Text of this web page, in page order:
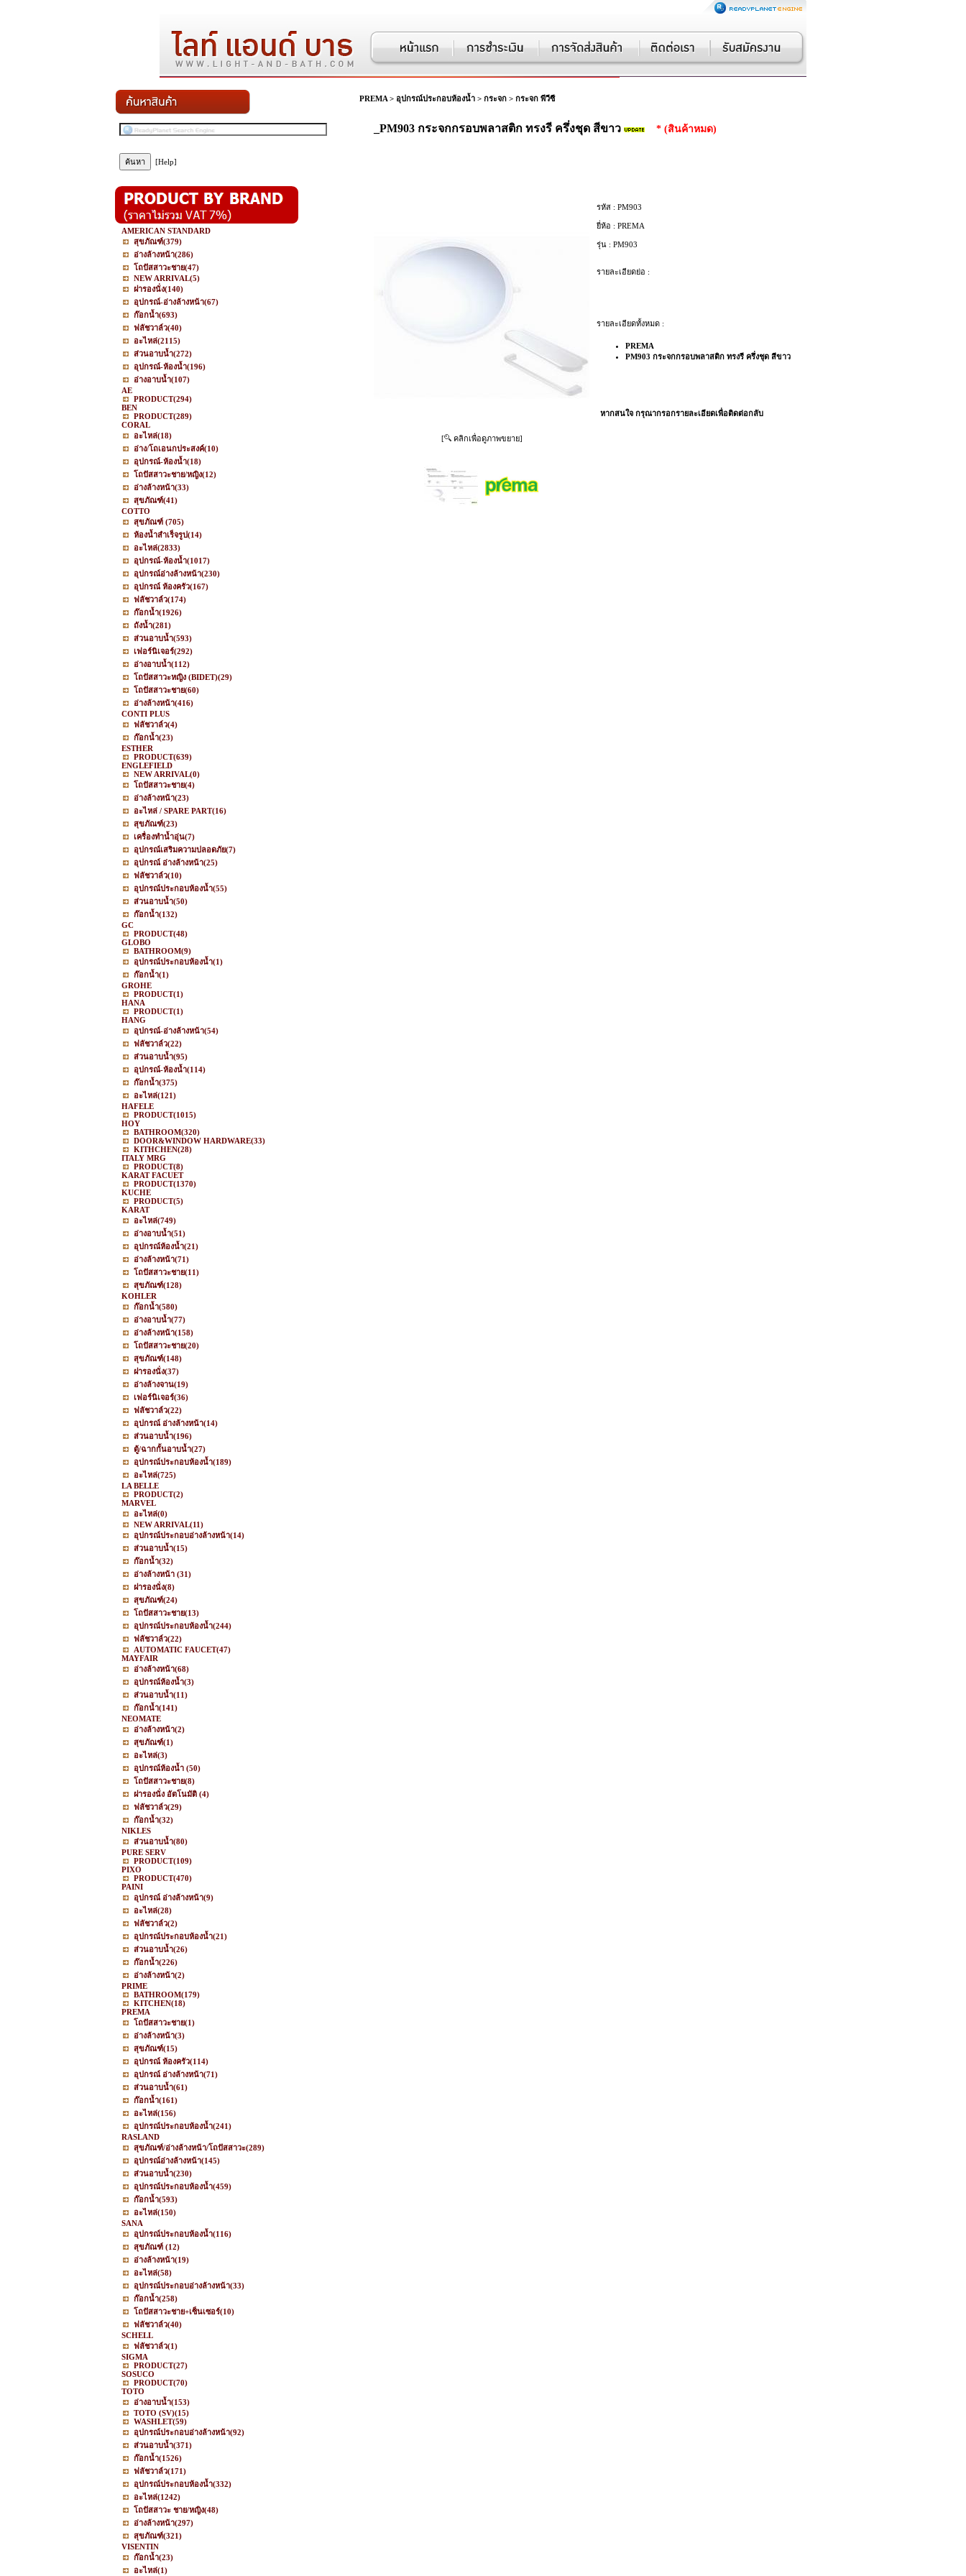
[Help]
AMERICAN STANDARD
สุขภัณฑ์(379)
อ่างล้างหน้า(286)
โถปัสสาวะชาย(47)
NEW ARRIVAL(5)
ฝารองนั่ง(140)
อุปกรณ์-อ่างล้างหน้า(67)
ก๊อกน้ำ(693)
ฟลัชวาล์ว(40)
อะไหล่(2115)
ส่วนอาบน้ำ(272)
อุปกรณ์-ห้องน้ำ(196)
อ่างอาบน้ำ(107)
AE
PRODUCT(294)
BEN
PRODUCT(289)
CORAL
อะไหล่(18)
อ่าง/โถเอนกประสงค์(10)
อุปกรณ์-ห้องน้ำ(18)
โถปัสสาวะชาย/หญิง(12)
อ่างล้างหน้า(33)
สุขภัณฑ์(41)
COTTO
สุขภัณฑ์ (705)
ห้องน้ำสำเร็จรูป(14)
อะไหล่(2833)
อุปกรณ์-ห้องน้ำ(1017)
อุปกรณ์อ่างล้างหน้า(230)
อุปกรณ์ ห้องครัว(167)
ฟลัชวาล์ว(174)
ก๊อกน้ำ(1926)
ถังน้ำ(281)
ส่วนอาบน้ำ(593)
เฟอร์นิเจอร์(292)
อ่างอาบน้ำ(112)
โถปัสสาวะหญิง (BIDET)(29)
โถปัสสาวะชาย(60)
อ่างล้างหน้า(416)
CONTI PLUS
ฟลัชวาล์ว(4)
ก๊อกน้ำ(23)
ESTHER
PRODUCT(639)
ENGLEFIELD
NEW ARRIVAL(0)
โถปัสสาวะชาย(4)
อ่างล้างหน้า(23)
อะไหล่ / SPARE PART(16)
สุขภัณฑ์(23)
เครื่องทำน้ำอุ่น(7)
อุปกรณ์เสริมความปลอดภัย(7)
อุปกรณ์ อ่างล้างหน้า(25)
ฟลัชวาล์ว(10)
อุปกรณ์ประกอบห้องน้ำ(55)
ส่วนอาบน้ำ(50)
ก๊อกน้ำ(132)
GC
PRODUCT(48)
GLOBO
BATHROOM(9)
อุปกรณ์ประกอบห้องน้ำ(1)
ก๊อกน้ำ(1)
GROHE
PRODUCT(1)
HANA
PRODUCT(1)
HANG
อุปกรณ์-อ่างล้างหน้า(54)
ฟลัชวาล์ว(22)
ส่วนอาบน้ำ(95)
อุปกรณ์-ห้องน้ำ(114)
ก๊อกน้ำ(375)
อะไหล่(121)
HAFELE
PRODUCT(1015)
HOY
BATHROOM(320)
DOOR&WINDOW HARDWARE(33)
KITHCHEN(28)
ITALY MRG
PRODUCT(8)
KARAT FACUET
PRODUCT(1370)
KUCHE
PRODUCT(5)
KARAT
อะไหล่(749)
อ่างอาบน้ำ(51)
อุปกรณ์ห้องน้ำ(21)
อ่างล้างหน้า(71)
โถปัสสาวะชาย(11)
สุขภัณฑ์(128)
KOHLER
ก๊อกน้ำ(580)
อ่างอาบน้ำ(77)
อ่างล้างหน้า(158)
โถปัสสาวะชาย(20)
สุขภัณฑ์(148)
ฝารองนั่ง(37)
อ่างล้างจาน(19)
เฟอร์นิเจอร์(36)
ฟลัชวาล์ว(22)
อุปกรณ์ อ่างล้างหน้า(14)
ส่วนอาบน้ำ(196)
ตู้/ฉากกั้นอาบน้ำ(27)
อุปกรณ์ประกอบห้องน้ำ(189)
อะไหล่(725)
LA BELLE
PRODUCT(2)
MARVEL
อะไหล่(0)
NEW ARRIVAL(11)
อุปกรณ์ประกอบอ่างล้างหน้า(14)
ส่วนอาบน้ำ(15)
ก๊อกน้ำ(32)
อ่างล้างหน้า (31)
ฝารองนั่ง(8)
สุขภัณฑ์(24)
โถปัสสาวะชาย(13)
อุปกรณ์ประกอบห้องน้ำ(244)
ฟลัชวาล์ว(22)
AUTOMATIC FAUCET(47)
MAYFAIR
อ่างล้างหน้า(68)
อุปกรณ์ห้องน้ำ(3)
ส่วนอาบน้ำ(11)
ก๊อกน้ำ(141)
NEOMATE
อ่างล้างหน้า(2)
สุขภัณฑ์(1)
อะไหล่(3)
อุปกรณ์ห้องน้ำ (50)
โถปัสสาวะชาย(8)
ฝารองนั่ง อัตโนมัติ (4)
ฟลัชวาล์ว(29)
ก๊อกน้ำ(32)
NIKLES
ส่วนอาบน้ำ(80)
PURE SERV
PRODUCT(109)
PIXO
PRODUCT(470)
PAINI
อุปกรณ์ อ่างล้างหน้า(9)
อะไหล่(28)
ฟลัชวาล์ว(2)
อุปกรณ์ประกอบห้องน้ำ(21)
ส่วนอาบน้ำ(26)
ก๊อกน้ำ(226)
อ่างล้างหน้า(2)
PRIME
BATHROOM(179)
KITCHEN(18)
PREMA
โถปัสสาวะชาย(1)
อ่างล้างหน้า(3)
สุขภัณฑ์(15)
อุปกรณ์ ห้องครัว(114)
อุปกรณ์ อ่างล้างหน้า(71)
ส่วนอาบน้ำ(61)
ก๊อกน้ำ(161)
อะไหล่(156)
อุปกรณ์ประกอบห้องน้ำ(241)
RASLAND
สุขภัณฑ์/อ่างล้างหน้า/โถปัสสาวะ(289)
อุปกรณ์อ่างล้างหน้า(145)
ส่วนอาบน้ำ(230)
อุปกรณ์ประกอบห้องน้ำ(459)
ก๊อกน้ำ(593)
อะไหล่(150)
SANA
อุปกรณ์ประกอบห้องน้ำ(116)
สุขภัณฑ์ (12)
อ่างล้างหน้า(19)
อะไหล่(58)
อุปกรณ์ประกอบอ่างล้างหน้า(33)
ก๊อกน้ำ(258)
โถปัสสาวะชาย+เซ็นเซอร์(10)
ฟลัชวาล์ว(40)
SCHELL
ฟลัชวาล์ว(1)
SIGMA
PRODUCT(27)
SOSUCO
PRODUCT(70)
TOTO
อ่างอาบน้ำ(153)
TOTO (SV)(15)
WASHLET(59)
อุปกรณ์ประกอบอ่างล้างหน้า(92)
ส่วนอาบน้ำ(371)
ก๊อกน้ำ(1526)
ฟลัชวาล์ว(171)
อุปกรณ์ประกอบห้องน้ำ(332)
อะไหล่(1242)
โถปัสสาวะ ชาย/หญิง(48)
อ่างล้างหน้า(297)
สุขภัณฑ์(321)
VISENTIN
ก๊อกน้ำ(23)
อะไหล่(1)
PREMA > อุปกรณ์ประกอบห้องน้ำ > กระจก > กระจก พีวีซี
_PM903 กระจกกรอบพลาสติก ทรงรี ครึ่งชุด สีขาว * (สินค้าหมด)
[ คลิกเพื่อดูภาพขยาย]
รหัส : PM903
ยี่ห้อ : PREMA
รุ่น : PM903
รายละเอียดย่อ :
รายละเอียดทั้งหมด :
PREMA
PM903 กระจกกรอบพลาสติก ทรงรี ครึ่งชุด สีขาว
หากสนใจ กรุณากรอกรายละเอียดเพื่อติดต่อกลับ